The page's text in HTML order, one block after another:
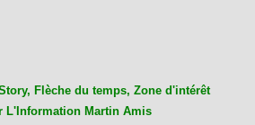
Flèche du temps, Zone d'intérêt
L'Information Martin Amis